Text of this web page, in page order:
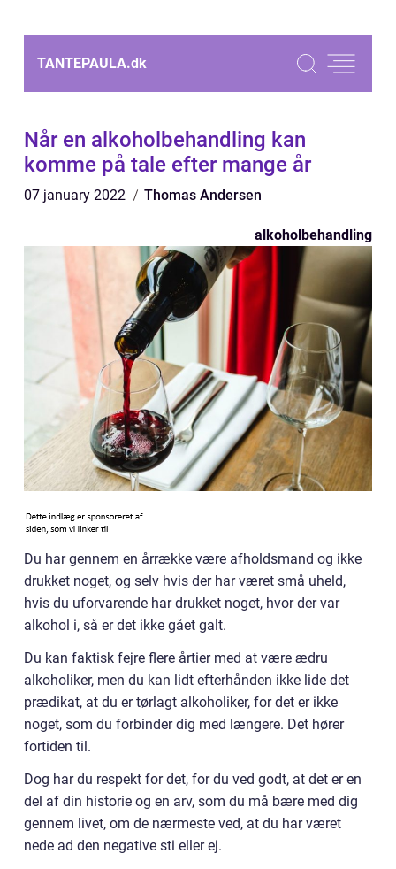
TANTEPAULA.dk
Når en alkoholbehandling kan
komme på tale efter mange år
07 january 2022 Thomas Andersen
alkoholbehandling
Du har gennem en årrække være afholdsmand og ikke
drukket noget, og selv hvis der har været små uheld,
hvis du uforvarende har drukket noget, hvor der var
alkohol i, så er det ikke gået galt.
Du kan faktisk fejre flere årtier med at være ædru
alkoholiker, men du kan lidt efterhånden ikke lide det
prædikat, at du er tørlagt alkoholiker, for det er ikke
noget, som du forbinder dig med længere. Det hører
fortiden til.
Dog har du respekt for det, for du ved godt, at det er en
del af din historie og en arv, som du må bære med dig
gennem livet, om de nærmeste ved, at du har været
nede ad den negative sti eller ej.